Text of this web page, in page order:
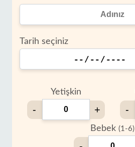
Tarih seçiniz
Yetişkin
- + -
Bebek (1-6)